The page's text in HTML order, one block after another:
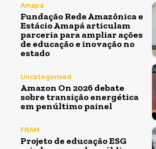
Amapá
Fundação Rede Amazônica e
Estácio Amapá articulam
parceria para ampliar ações
de educação e inovação no
estado
Uncategorised
Amazon On 2026 debate
sobre transição energética
em penúltimo painel
FRAM
Projeto de educação ESG